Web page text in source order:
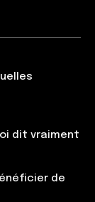
dit vraiment
de